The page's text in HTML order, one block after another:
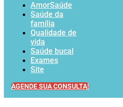
AmorSaúde
Saúde da
família
Qualidade de
vida
Saúde bucal
Exames
Site
AGENDE SUA CONSULTA!